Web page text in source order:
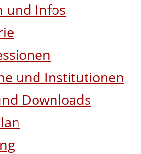
und Infos
und Institutionen
Downloads